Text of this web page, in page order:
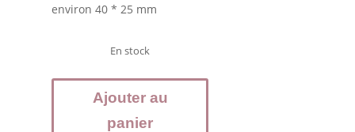
environ 40 * 25 mm
En stock
quantité
de
Œuf
Ajouter au
panier